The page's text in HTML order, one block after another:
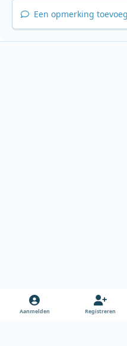
Een opmerking
Aanmelden Registreren